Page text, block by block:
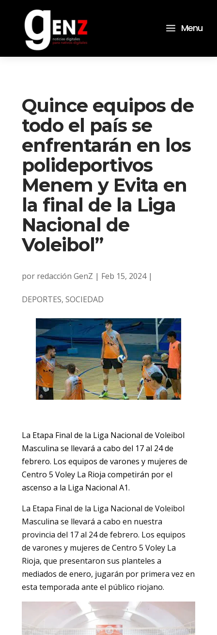
a Menu
Quince equipos de
todo el país se
enfrentarán en los
polideportivos
Menem y Evita en
la final de la Liga
Nacional de
Voleibol”
por redacción GenZ | Feb 15, 2024|
DEPORTES, SOCIEDAD
La Etapa Final de la Liga Nacional de Voleibol
Masculina se llevará a cabo del 17 al 24 de
febrero. Los equipos de varones y mujeres de
Centro 5 Voley La Rioja competirán por el
ascenso a la Liga Nacional A1.
La Etapa Final de la Liga Nacional de Voleibol
Masculina se llevará a cabo en nuestra
provincia del 17 al 24 de febrero. Los equipos
de varones y mujeres de Centro 5 Voley La
Rioja, que presentaron sus planteles a
mediados de enero, jugarán por primera vez en
esta temporada ante el público riojano.